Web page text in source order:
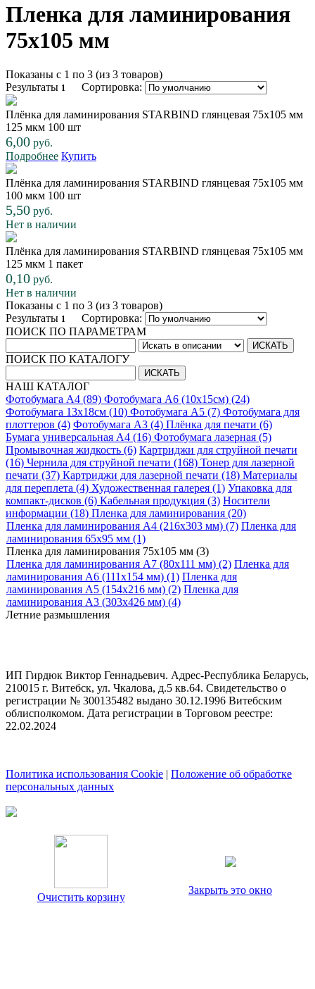
Пленка для ламинирования
75х105 мм
Показаны с 1 по 3 (из 3 товаров)
Результаты 1 Сортировка:
Плёнка для ламинирования STARBIND глянцевая 75х105 мм
125 мкм 100 шт
6,00 руб.
Подробнее Купить
Плёнка для ламинирования STARBIND глянцевая 75х105 мм
100 мкм 100 шт
5,50 руб.
Нет в наличии
Плёнка для ламинирования STARBIND глянцевая 75х105 мм
125 мкм 1 пакет
0,10 руб.
Нет в наличии
Показаны с 1 по 3 (из 3 товаров)
Результаты 1
Сортировка:
ПОИСК ПО ПАРАМЕТРАМ
ПОИСК ПО КАТАЛОГУ
НАШ КАТАЛОГ
Фотобумага A4 (89) Фотобумага A6 (10х15см) (24)
Фотобумага 13х18см (10) Фотобумага A5 (7) Фотобумага для
плоттеров (4) Фотобумага A3 (4) Плёнка для печати (6)
Бумага универсальная A4 (16) Фотобумага лазерная (5)
Промывочная жидкость (6) Картриджи для струйной печати
(16) Чернила для струйной печати (168) Тонер для лазерной
печати (37) Картриджи для лазерной печати (18) Материалы
для переплета (4) Художественная галерея (1) Упаковка для
компакт-дисков (6) Кабельная продукция (3) Носители
информации (18) Пленка для ламинирования (20)
Пленка для ламинирования A4 (216х303 мм) (7) Пленка для
ламинирования 65х95 мм (1)
Пленка для ламинирования 75х105 мм (3)
Пленка для ламинирования A7 (80х111 мм) (2) Пленка для
ламинирования A6 (111х154 мм) (1) Пленка для
ламинирования A5 (154х216 мм) (2) Пленка для
ламинирования A3 (303х426 мм) (4)
Летние размышления
ИП Гирдюк Виктор Геннадьевич. Адрес-Республика Беларусь,
210015 г. Витебск, ул. Чкалова, д.5 кв.64. Свидетельство о
регистрации № 300135482 выдано 30.12.1996 Витебским
облисполкомом. Дата регистрации в Торговом реестре:
22.02.2024
Политика использования Cookie | Положение об обработке
персональных данных
Очистить корзину
Закрыть это окно